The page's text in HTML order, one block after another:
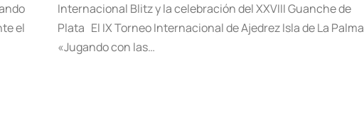
el
Internacional Blitz y la celebración del XXVIII Guanche de
Plata El IX Torneo Internacional de Ajedrez Isla de La Palma
«Jugando con las…